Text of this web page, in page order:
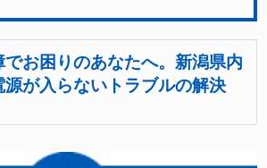
でお困りのあなたへ。新潟県内
が入らないトラブルの解決